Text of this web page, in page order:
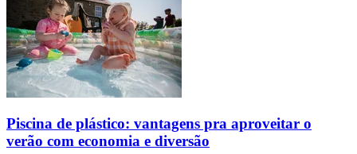
Piscina de plástico: vantagens pra aproveitar o
verão com economia e diversão